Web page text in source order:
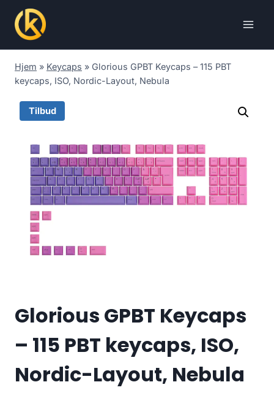
content
Hjem » Keycaps » Glorious GPBT Keycaps – 115 PBT
keycaps, ISO, Nordic-Layout, Nebula
Tilbud
Glorious GPBT Keycaps
– 115 PBT keycaps, ISO,
Nordic-Layout, Nebula